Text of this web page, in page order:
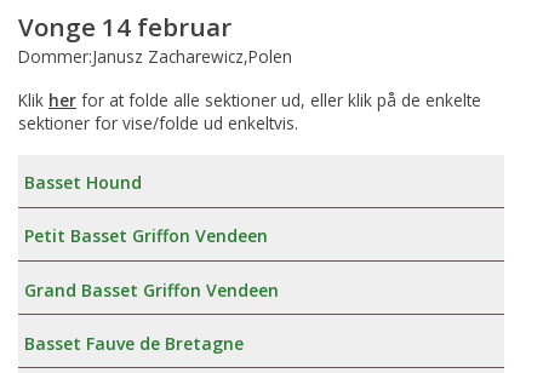
Vonge 14 februar
Dommer:Janusz Zacharewicz,Polen
Klik her for at folde alle sektioner ud, eller klik på de enkelte
sektioner for vise/folde ud enkeltvis.
Basset Hound
Petit Basset Griffon Vendeen
Grand Basset Griffon Vendeen
Basset Fauve de Bretagne